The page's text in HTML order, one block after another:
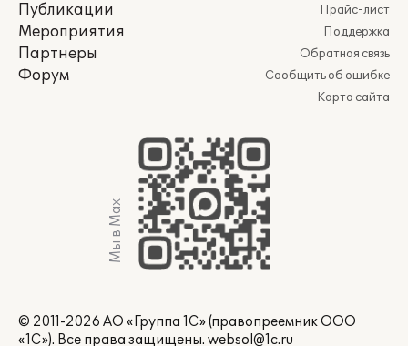
Публикации
Мероприятия
Партнеры
Форум
Прайс-лист
Поддержка
Обратная связь
Сообщить об ошибке
Карта сайта
Мы в Max
© 2011-2026 АО «Группа 1С» (правопреемник ООО
«1С»). Все права защищены. websol@1c.ru